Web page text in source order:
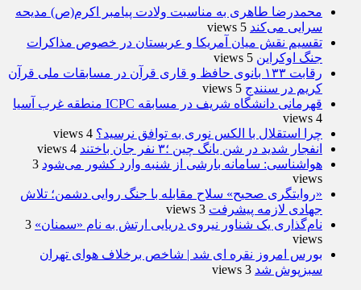
محمدرضا طاهری به مناسبت ولادت پیامبر اکرم(ص) مدیحه
سرایی می‌کند 5 views
تقسیم نقش میان آمریکا و عربستان در خصوص مذاکرات
جنگ اوکراین 5 views
رقابت ۱۳۳ بانوی حافظ و قاری قرآن در مسابقات ملی قرآن
کریم در سنندج 5 views
قهرمانی دانشگاه شریف در مسابقه ICPC منطقه غرب آسیا
4 views
چرا استقلال با الکس نوری به توافق نرسید؟ 4 views
انفجار شدید در شن یانگ چین ؛۳ نفر جان باختند
4 views
هواشناسی: سامانه بارشی از شنبه وارد کشور می‌شود 3
views
«روایتگری صحیح» سلاح مقابله با جنگ روایی دشمن؛ تلاش
جهادی لازمه پیشرفت 3 views
نام‌گذاری یک شناور نیروی دریایی ارتش به نام «سمنان» 3
views
بورس امروز نقره ای شد | شاخص برخلاف هوای تهران
سبزپوش شد 3 views